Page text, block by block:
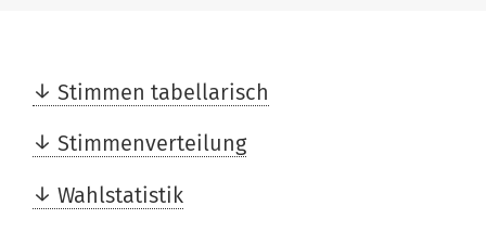
Stimmen tabellarisch
Stimmenverteilung
Wahlstatistik